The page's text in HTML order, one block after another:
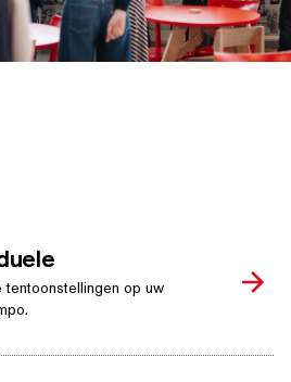
ten­toon­stellin­gen op uw